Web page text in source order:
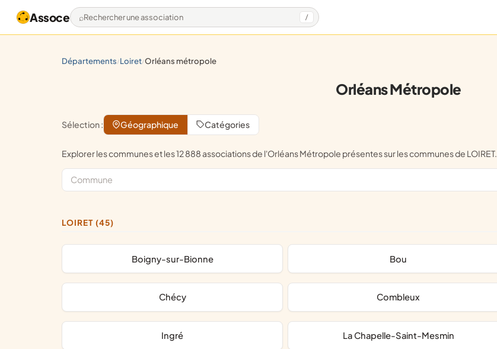
Assoce Rechercher une association /
départements/ loiret/ orléans métropole
Orléans Métropole
Sélection : Géographique Catégories
Explorer les communes et les 12 888 associations de l'Orléans Métropole présentes sur les communes de LOIRET.
LOIRET (45)
Boigny-sur-Bionne Bou
Chécy Combleux
Ingré La Chapelle-Saint-Mesmin